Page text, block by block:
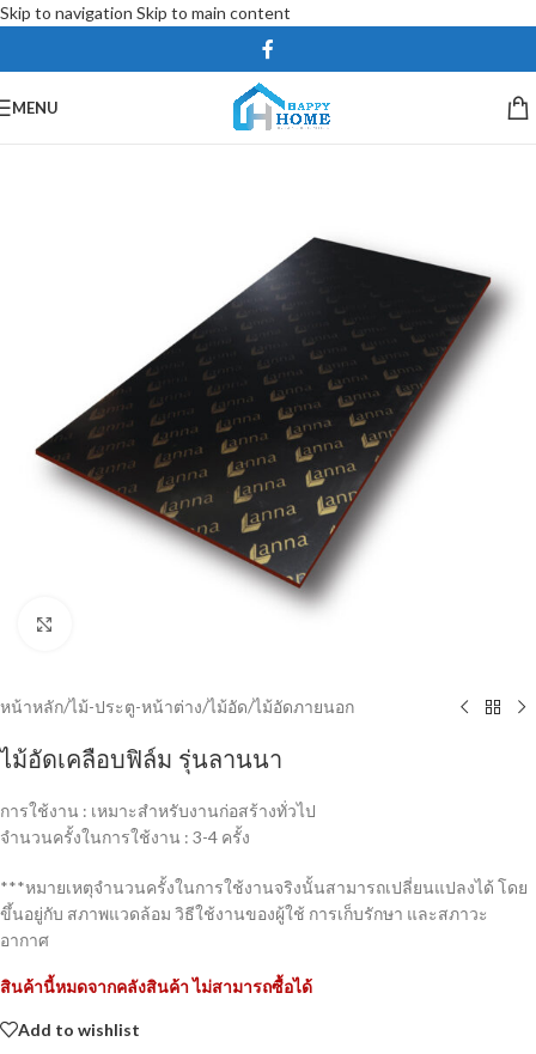
Skip to navigation Skip to main content
MENU
หน้าหลัก/ไม้-ประตู-หน้าต่าง/ไม้อัด/ไม้อัดภายนอก
ไม้อัดเคลือบฟิล์ม รุ่นลานนา
การใช้งาน : เหมาะสำหรับงานก่อสร้างทั่วไป
จำนวนครั้งในการใช้งาน : 3-4 ครั้ง
***หมายเหตุจำนวนครั้งในการใช้งานจริงนั้นสามารถเปลี่ยนแปลงได้ โดย
ขึ้นอยู่กับ สภาพแวดล้อม วิธีใช้งานของผู้ใช้ การเก็บรักษา และสภาวะ
อากาศ
สินค้านี้หมดจากคลังสินค้า ไม่สามารถซื้อได้
Add to wishlist